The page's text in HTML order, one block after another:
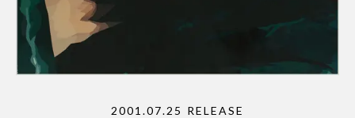
2001.07.25 RELEASE